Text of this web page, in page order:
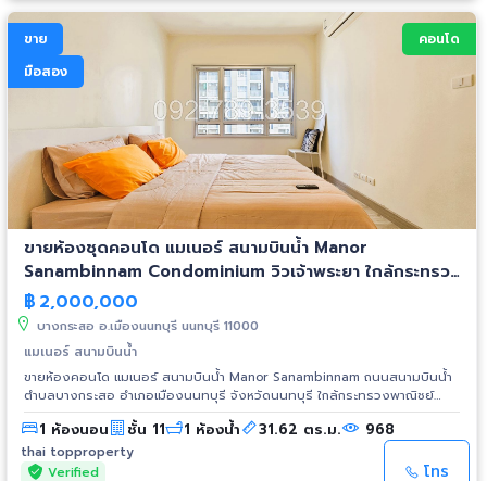
https://maps.app.goo.gl/5SwmNhDeNJ5CtTN37 รับชมคลิป Tiktok:
https://vt.tiktok.com/ZSuDYbESq/ รายละเอียดเพิ่มเติม Click:
https://thaitopproperty.com/191530-.html สนใจนัดชมห้องกรุณานัดล่วง
หน้า ติดต่อ K.หนึ่ง (K.Nueng) Mobile: 092-789-3539 Line ID:
0907894941 www.ThaiTopProperty.com #ขายคอนโด #คอนโดมือสอง
#คอนโดประชาชื่น #ประชาชื่น #คอนโดนนทบุรี #นนทบุรี #คอนโดใกล้
มหาวิทยาลัย #DPU #มหาวิทยาลัยธุรกิจบัณฑิต #TheKeyPrachachuen
#เดอะคีย์ประชาชื่น #NonthaburiCondo
ขาย
มือสอง
คอนโด
ขายห้องชุดคอนโด แมเนอร์ สนามบินน้ำ Manor
Sanambinnam Condominium วิวเจ้าพระยา ใกล้กระทรวง
พาณิชย์
฿ 2,000,000
บางกระสอ อ.เมืองนนทบุรี นนทบุรี 11000
แมเนอร์ สนามบินน้ำ
ขายห้องคอนโด แมเนอร์ สนามบินน้ำ Manor Sanambinnam ถนนสนามบินน้ำ
ตำบลบางกระสอ อำเภอเมืองนนทบุรี จังหวัดนนทบุรี ใกล้กระทรวงพาณิชย์
ราคาขาย 2,000,000 บาท ขนาดห้อง 31.62 ตร.ม. อาคาร C ชั้น 11 เพดานสูง
2.6 เมตร 1 ห้องนอน 1 ห้องน้ำ 1 ห้องนั่งเล่น ระเบียงชมวิวแม่น้ำเจ้าพระยา วิว
สวนและสระว่ายน้ำ ห้องใหม่ ไม่เคยเข้าอยู่ เฟอร์นิเจอร์และเครื่องใช้ไฟฟ้าที่ให้:
เครื่องปรับอากาศ/แอร์ 2 เครื่อง เตียง+ที่นอน, ตู้เสื้อผ้า, โต๊ะเครื่องแป้ง,
1 ห้องนอน ชั้น 11 1 ห้องน้ำ 31.62 ตร.ม. 968
thai topproperty
Verified
โทร